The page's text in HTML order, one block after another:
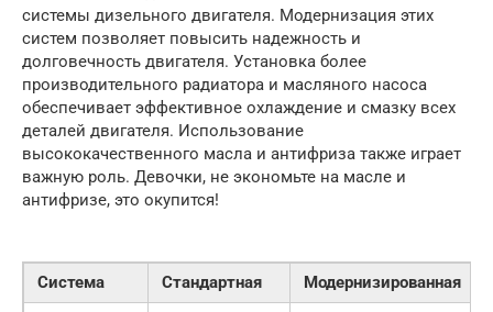
системы дизельного двигателя. Модернизация этих
систем позволяет повысить надежность и
долговечность двигателя. Установка более
производительного радиатора и масляного насоса
обеспечивает эффективное охлаждение и смазку всех
деталей двигателя. Использование
высококачественного масла и антифриза также играет
важную роль. Девочки, не экономьте на масле и
антифризе, это окупится!
Система Стандартная Модернизированная